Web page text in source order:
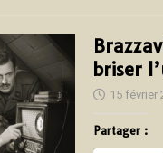
briser
15 février
Partager :